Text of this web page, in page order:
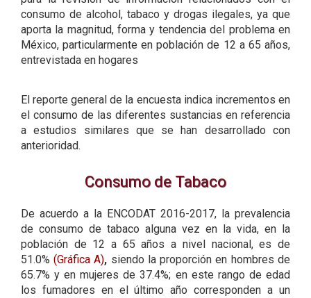
consumo de alcohol, tabaco y drogas ilegales, ya que
aporta la magnitud, forma y tendencia del problema en
México, particularmente en población de 12 a 65 años,
entrevistada en hogares
El reporte general de la encuesta indica incrementos en
el consumo de las diferentes sustancias en referencia
a estudios similares que se han desarrollado con
anterioridad.
Consumo de Tabaco
De acuerdo a la ENCODAT 2016-2017, la prevalencia
de consumo de tabaco alguna vez en la vida, en la
población de 12 a 65 años a nivel nacional, es de
51.0%(Gráfica A), siendo la proporción en hombres de
65.7% y en mujeres de 37.4%; en este rango de edad
los fumadores en el último año corresponden a un